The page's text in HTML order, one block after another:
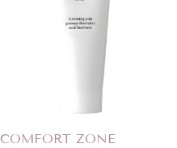
COMFORT ZONE